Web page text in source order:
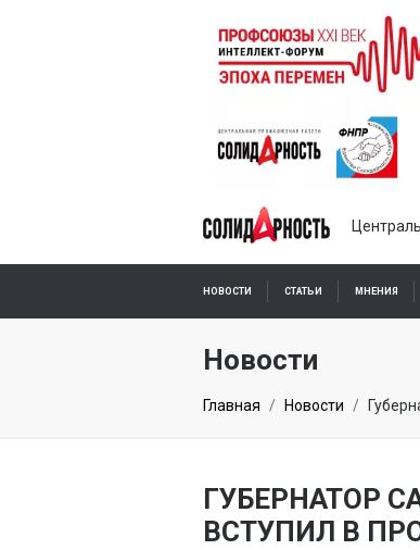
НОВОСТИ СТАТЬИ МНЕНИЯ
ПОДПИСКА ОНЛАЙН
Новости
Главная Новости
ГУБЕРНАТОР
ВСТУПИЛ В